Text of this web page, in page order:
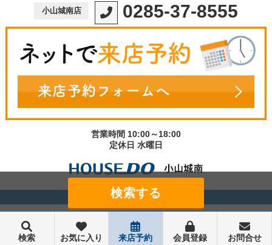
小山城南店 0285-37-8555
営業時間 10:00～18:00
定休日 水曜日
©宇都宮不動産小山城南店
検索 お気に入り 来店予約 会員登録 お問合せ